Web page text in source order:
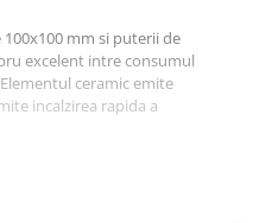
mm si puterii de
excelent intre consumul
ceramic emite
incalzirea rapida a
pe masini de termoformare,
prelucrarea